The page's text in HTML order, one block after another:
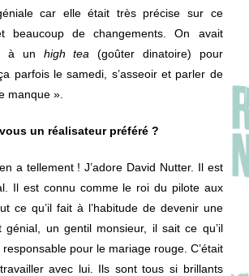
car elle était très précise sur ce
beaucoup de changements. On avait
à un high tea (goûter dinatoire) pour
parfois le samedi, s’asseoir et parler de
manque ».
un réalisateur préféré ?
a tellement ! J’adore David Nutter. Il est
Il est connu comme le roi du pilote aux
ce qu’il fait à l’habitude de devenir une
génial, un gentil monsieur, il sait ce qu’il
pour le mariage rouge. C’était
avec lui. Ils sont tous si brillants